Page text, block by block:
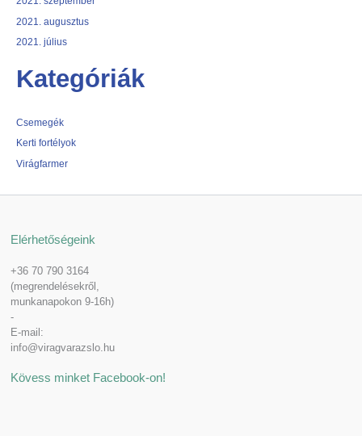
2021. augusztus
2021. július
Kategóriák
Csemegék
Kerti fortélyok
Virágfarmer
Elérhetőségeink
+36 70 790 3164
(megrendelésekről,
munkanapokon 9-16h)
-
E-mail:
info@viragvarazslo.hu
Kövess minket Facebook-on!